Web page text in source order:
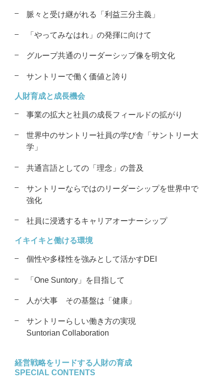
脈々と受け継がれる「利益三分主義」
「やってみなはれ」の発揮に向けて
グループ共通のリーダーシップ像を明文化
サントリーで働く価値と誇り
人財育成と成長機会
事業の拡大と社員の成長フィールドの拡がり
世界中のサントリー社員の学び舎 「サントリー大
学」
共通言語としての「理念」の普及
サントリーならではのリーダーシップを世界中で
強化
社員に浸透するキャリアオーナーシップ
イキイキと働ける環境
個性や多様性を強みとして活かすDEI
「One Suntory」を目指して
人が大事 その基盤は「健康」
サントリーらしい働き方の実現
Suntorian Collaboration
経営戦略をリードする 人財の育成
SPECIAL CONTENTS